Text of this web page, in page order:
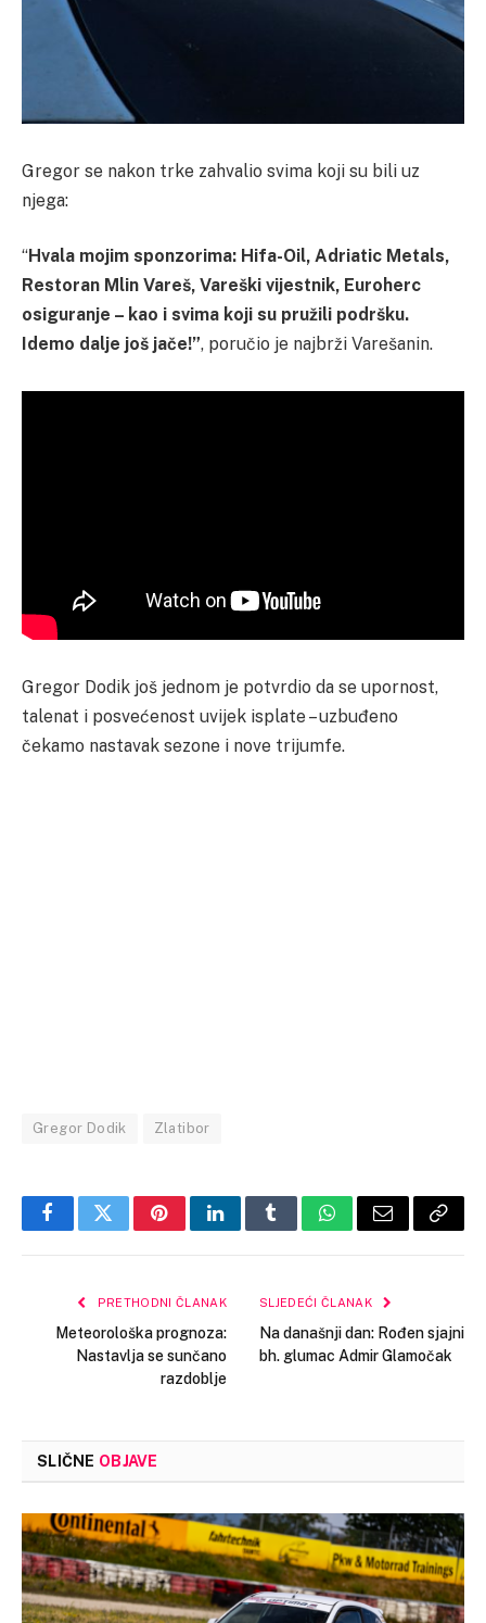
Gregor se nakon trke zahvalio svima koji su bili uz
njega:
“Hvala mojim sponzorima: Hifa-Oil, Adriatic Metals,
Restoran Mlin Vareš, Vareški vijestnik, Euroherc
osiguranje – kao i svima koji su pružili podršku.
Idemo dalje još jače!”, poručio je najbrži Varešanin.
Gregor Dodik još jednom je potvrdio da se upornost,
talenat i posvećenost uvijek isplate – uzbuđeno
čekamo nastavak sezone i nove trijumfe.
Gregor Dodik Zlatibor
FacebookTwitterPinterestLinkedInTumblrWhatsApp
Email Copy
PRETHODNI ČLANAK
Meteorološka prognoza:
Nastavlja se sunčano
razdoblje
SLJEDEĆI ČLANAK
Na današnji dan: Rođen sjajni
bh. glumac Admir Glamočak
SLIČNE OBJAVE